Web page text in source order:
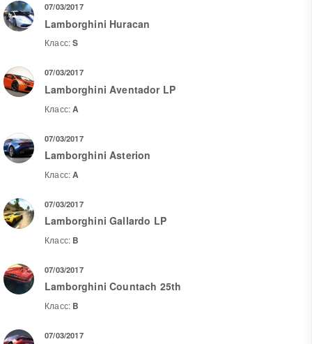
07/03/2017
Lamborghini Huracan
Класс:S
07/03/2017
Lamborghini Aventador LP
Класс:A
07/03/2017
Lamborghini Asterion
Класс:A
07/03/2017
Lamborghini Gallardo LP
Класс: B
07/03/2017
Lamborghini Countach 25th
Класс: B
07/03/2017